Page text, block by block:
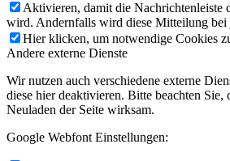
Aktivieren, damit die Nachrichtenleiste
wird. Andernfalls wird diese Mitteilung bei
Hier klicken, um notwendige Cookies
Andere externe Dienste
Wir nutzen auch verschiedene externe
diese hier deaktivieren. Bitte beachten
Neuladen der Seite wirksam.
Google Webfont Einstellungen: